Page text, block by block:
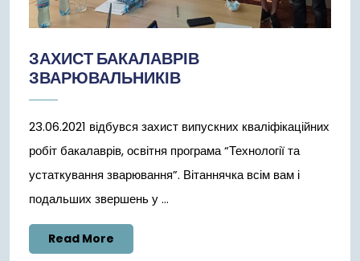
ЗАХИСТ БАКАЛАВРІВ
ЗВАРЮВАЛЬНИКІВ
23.06.2021 відбувся захист випускних кваліфікаційних
робіт бакалаврів, освітня програма “Технології та
устаткування зварювання”. Вітаннячка всім вам і
подальших звершень у ...
Read More
More